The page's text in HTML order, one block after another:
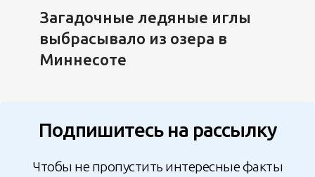
Загадочные ледяные иглы
выбрасывало из озера в
Миннесоте
Подпишитесь на рассылку
Чтобы не пропустить интересные факты